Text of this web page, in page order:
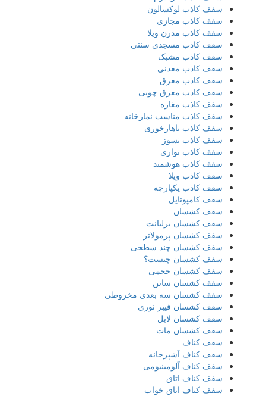
سقف کاذب لوکسالون
سقف کاذب مجازی
سقف کاذب مدرن ویلا
سقف کاذب مسجدی سنتی
سقف کاذب مشبک
سقف کاذب معدنی
سقف کاذب معرق
سقف کاذب معرق چوبی
سقف کاذب مغازه
سقف کاذب مناسب نمازخانه
سقف کاذب ناهارخوری
سقف کاذب نسوز
سقف کاذب نواری
سقف کاذب هوشمند
سقف کاذب ویلا
سقف کاذب یکپارچه
سقف کامپوتایل
سقف کشسان
سقف کشسان برلیانت
سقف کشسان پرمولاتر
سقف کشسان چند سطحی
سقف کشسان چیست؟
سقف کشسان حجمی
سقف کشسان ساتن
سقف کشسان سه بعدی مخروطی
سقف کشسان فیبر نوری
سقف کشسان لابل
سقف کشسان مات
سقف کناف
سقف کناف آشپزخانه
سقف کناف آلومینیومی
سقف کناف اتاق
سقف کناف اتاق خواب